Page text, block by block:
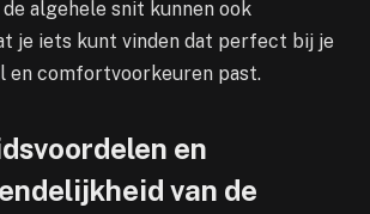
algehele snit kunnen ook
je iets kunt vinden dat perfect bij je
en comfortvoorkeuren past.
en
van de